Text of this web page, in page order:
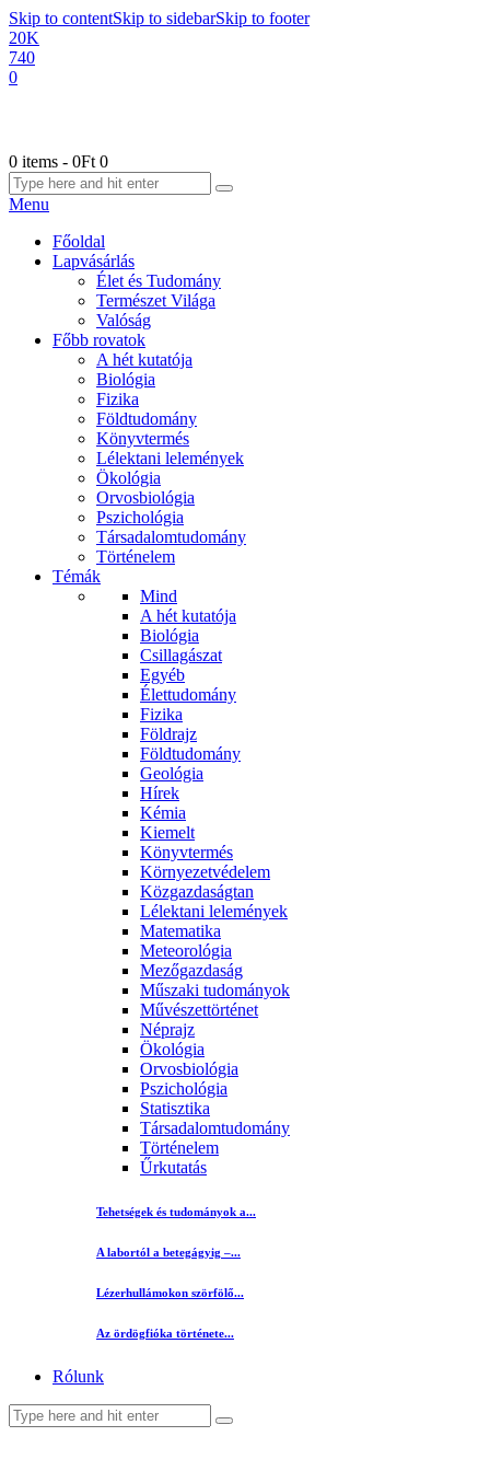
Skip to contentSkip to sidebarSkip to footer
20K
740
0
0 items - 0Ft 0
Menu
Főoldal
Lapvásárlás
Élet és Tudomány
Természet Világa
Valóság
Főbb rovatok
A hét kutatója
Biológia
Fizika
Földtudomány
Könyvtermés
Lélektani lelemények
Ökológia
Orvosbiológia
Pszichológia
Társadalomtudomány
Történelem
Témák
Mind
A hét kutatója
Biológia
Csillagászat
Egyéb
Élettudomány
Fizika
Földrajz
Földtudomány
Geológia
Hírek
Kémia
Kiemelt
Könyvtermés
Környezetvédelem
Közgazdaságtan
Lélektani lelemények
Matematika
Meteorológia
Mezőgazdaság
Műszaki tudományok
Művészettörténet
Néprajz
Ökológia
Orvosbiológia
Pszichológia
Statisztika
Társadalomtudomány
Történelem
Űrkutatás
Tehetségek és tudományok a...
A labortól a betegágyig –...
Lézerhullámokon szörfölő...
Az ördögfióka története...
Rólunk